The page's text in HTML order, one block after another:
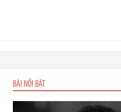
BÀI NỔI BẬT